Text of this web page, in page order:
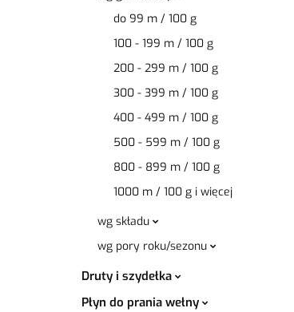
do 99 m / 100 g
100 - 199 m / 100 g
200 - 299 m / 100 g
300 - 399 m / 100 g
400 - 499 m / 100 g
500 - 599 m / 100 g
800 - 899 m / 100 g
1000 m / 100 g i więcej
wg składu
wg pory roku/sezonu
Druty i szydełka
Płyn do prania wełny